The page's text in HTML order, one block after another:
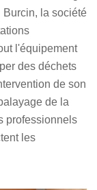
Burcin, la société
l'équipement
des déchets
de son
de la
professionnels
les